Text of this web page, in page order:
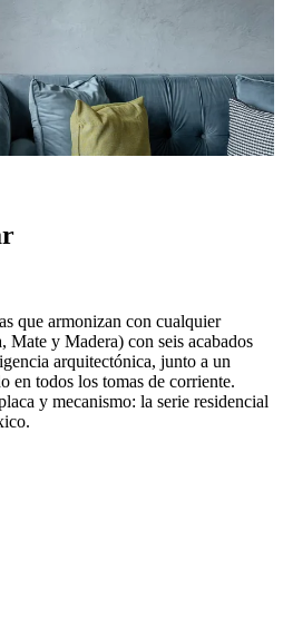
que armonizan con cualquier
Mate y Madera) con seis acabados
arquitectónica, junto a un
en todos los tomas de corriente.
y mecanismo: la serie residencial